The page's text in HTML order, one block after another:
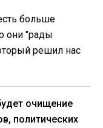
больше
они "рады
решил нас
очищение
политических